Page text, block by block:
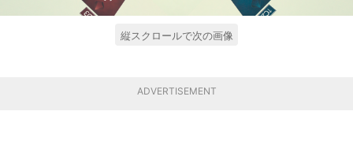
縦スクロールで次の画像
ADVERTISEMENT